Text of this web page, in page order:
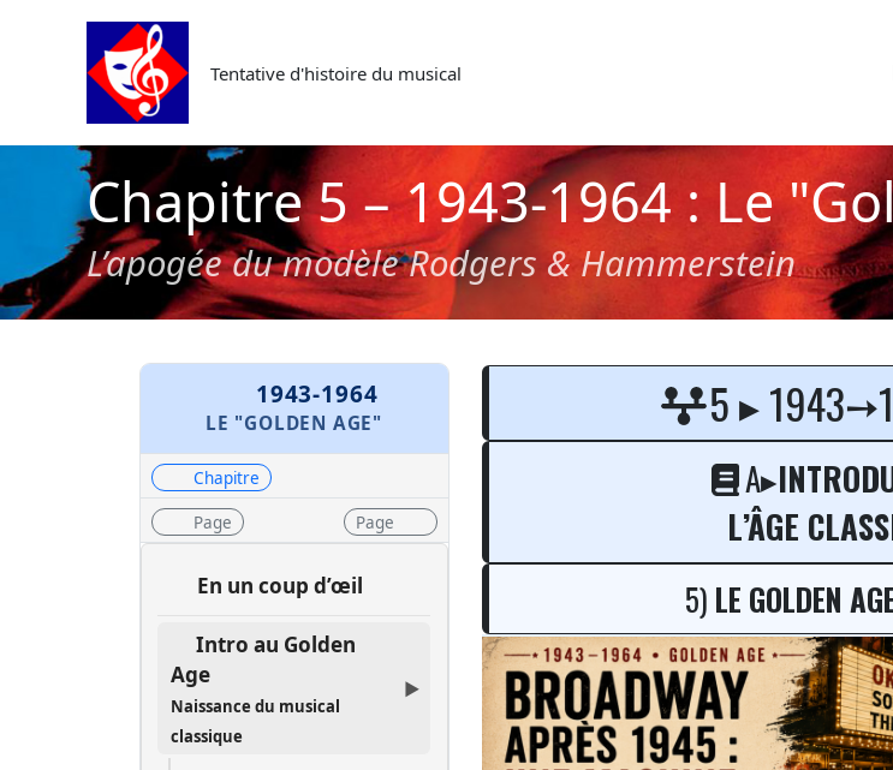
Tentative d'histoire du musical
Chapitre 5 – 1943-1964 : Le
L’apogée du modèle Rodgers & Hammerstein
1943-1964
LE "GOLDEN AGE"
Chapitre
Page Page
En un coup d’œil
Intro au Golden
Age
Naissance du musical
classique
Pourquoi le
5 ▸
A▸
L’ÂGE
5) LE GOLDEN